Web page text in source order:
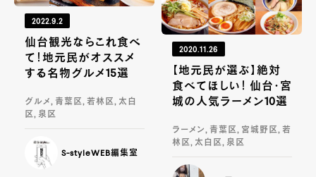
2022.9.2
仙台観光ならこれ食べ
て！地元民がオススメ
する名物グルメ15選
グルメ, 青葉区, 若林区, 太白
区, 泉区
S-styleWEB編集室
2020.11.26
【地元民が選ぶ】絶対
食べてほしい！ 仙台・宮
城の人気ラーメン10選
ラーメン, 青葉区, 宮城野区, 若
林区, 太白区, 泉区